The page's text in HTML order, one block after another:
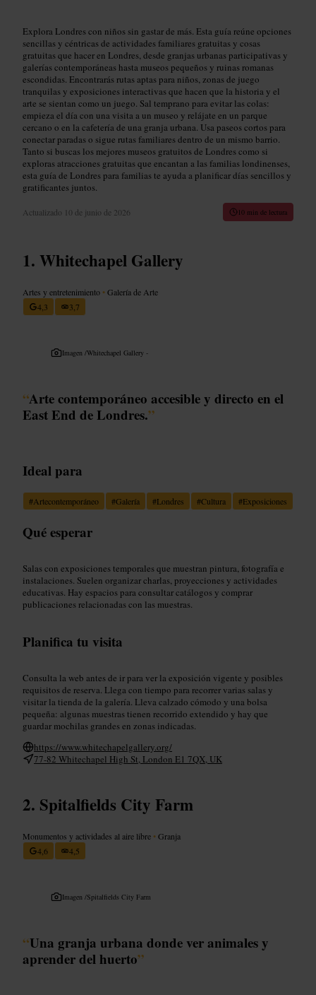
Explora Londres con niños sin gastar de más. Esta guía reúne opciones
sencillas y céntricas de actividades familiares gratuitas y cosas
gratuitas que hacer en Londres, desde granjas urbanas participativas y
galerías contemporáneas hasta museos pequeños y ruinas romanas
escondidas. Encontrarás rutas aptas para niños, zonas de juego
tranquilas y exposiciones interactivas que hacen que la historia y el
arte se sientan como un juego. Sal temprano para evitar las colas:
empieza el día con una visita a un museo y relájate en un parque
cercano o en la cafetería de una granja urbana. Usa paseos cortos para
conectar paradas o sigue rutas familiares dentro de un mismo barrio.
Tanto si buscas los mejores museos gratuitos de Londres como si
exploras atracciones gratuitas que encantan a las familias londinenses,
esta guía de Londres para familias te ayuda a planificar días sencillos y
gratificantes juntos.
Actualizado 10 de junio de 2026 10 min de lectura
Whitechapel Gallery
Artes y entretenimiento •Galería de Arte
4,3
3,7
Imagen /Whitechapel Gallery -
“Arte contemporáneo accesible y directo en el
East End de Londres.”
Ideal para
#Artecontemporáneo #Galería #Londres #Cultura #Exposiciones
Qué esperar
Salas con exposiciones temporales que muestran pintura, fotografía e
instalaciones. Suelen organizar charlas, proyecciones y actividades
educativas. Hay espacios para consultar catálogos y comprar
publicaciones relacionadas con las muestras.
Planifica tu visita
Consulta la web antes de ir para ver la exposición vigente y posibles
requisitos de reserva. Llega con tiempo para recorrer varias salas y
visitar la tienda de la galería. Lleva calzado cómodo y una bolsa
pequeña: algunas muestras tienen recorrido extendido y hay que
guardar mochilas grandes en zonas indicadas.
https://www.whitechapelgallery.org/
77-82 Whitechapel High St, London E1 7QX, UK
Spitalfields City Farm
Monumentos y actividades al aire libre •Granja
4,6
4,5
Imagen /Spitalfields City Farm
“Una granja urbana donde ver animales y
aprender del huerto”